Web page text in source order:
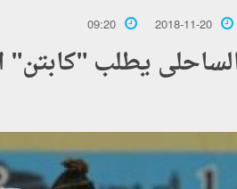
2018-11-20
09:20